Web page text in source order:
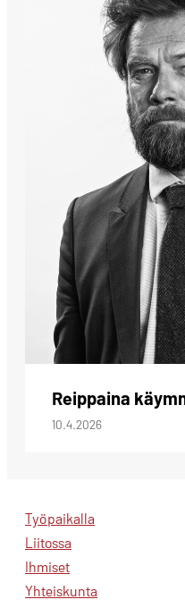
Reippaina
10.4.2026
Työpaikalla
Liitossa
Ihmiset
Yhteiskunta